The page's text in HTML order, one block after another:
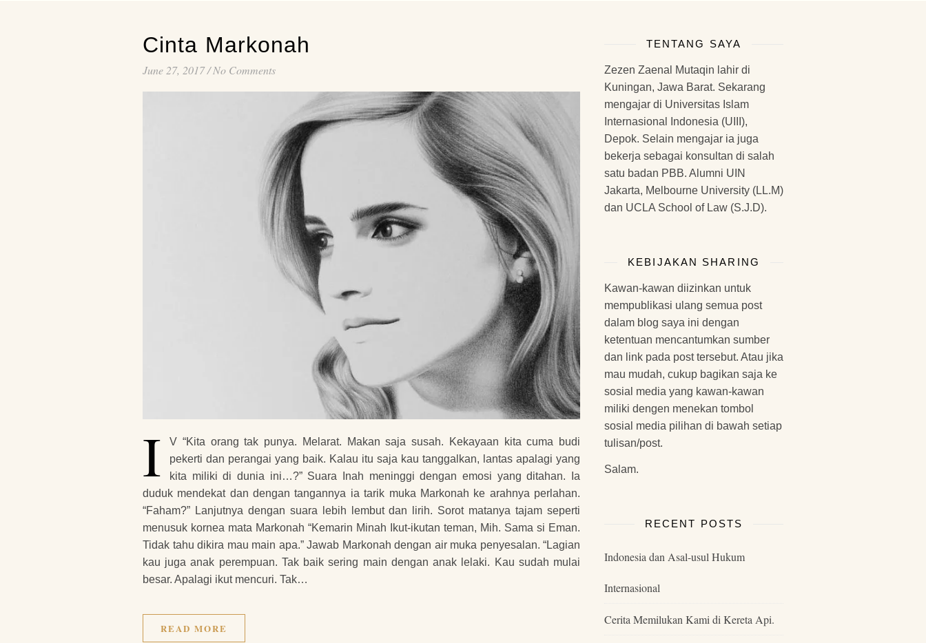
Cinta Markonah
June 27, 2017/No Comments
I
V “Kita orang tak punya. Melarat. Makan saja susah. Kekayaan kita cuma budi
pekerti dan perangai yang baik. Kalau itu saja kau tanggalkan, lantas apalagi yang
kita miliki di dunia ini…?” Suara Inah meninggi dengan emosi yang ditahan. Ia
duduk mendekat dan dengan tangannya ia tarik muka Markonah ke arahnya perlahan.
“Faham?” Lanjutnya dengan suara lebih lembut dan lirih. Sorot matanya tajam seperti
menusuk kornea mata Markonah “Kemarin Minah Ikut-ikutan teman, Mih. Sama si Eman.
Tidak tahu dikira mau main apa.” Jawab Markonah dengan air muka penyesalan. “Lagian
kau juga anak perempuan. Tak baik sering main dengan anak lelaki. Kau sudah mulai
besar. Apalagi ikut mencuri. Tak…
READ MORE
TENTANG SAYA
Zezen Zaenal Mutaqin lahir di
Kuningan, Jawa Barat. Sekarang
mengajar di Universitas Islam
Internasional Indonesia (UIII),
Depok. Selain mengajar ia juga
bekerja sebagai konsultan di salah
satu badan PBB. Alumni UIN
Jakarta, Melbourne University (LL.M)
dan UCLA School of Law (S.J.D).
KEBIJAKAN SHARING
Kawan-kawan diizinkan untuk
mempublikasi ulang semua post
dalam blog saya ini dengan
ketentuan mencantumkan sumber
dan link pada post tersebut. Atau jika
mau mudah, cukup bagikan saja ke
sosial media yang kawan-kawan
miliki dengen menekan tombol
sosial media pilihan di bawah setiap
tulisan/post.
Salam.
RECENT POSTS
Indonesia dan Asal-usul Hukum
Internasional
Cerita Memilukan Kami di Kereta Api.